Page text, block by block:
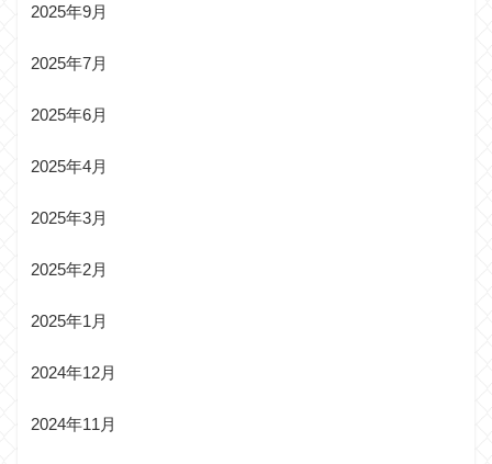
2025年9月
2025年7月
2025年6月
2025年4月
2025年3月
2025年2月
2025年1月
2024年12月
2024年11月